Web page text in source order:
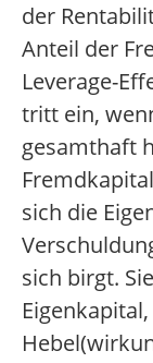
der
Anteil der
Leverage-
tritt ein,
gesamthaft
sich die
sich birgt.